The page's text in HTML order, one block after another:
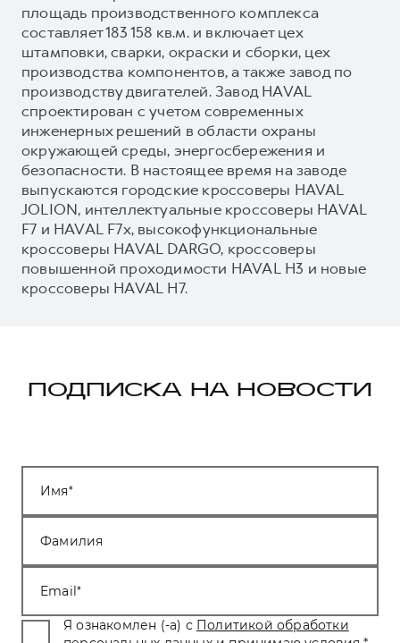
площадь производственного комплекса
составляет 183 158 кв.м. и включает цех
штамповки, сварки, окраски и сборки, цех
производства компонентов, а также завод по
производству двигателей. Завод HAVAL
спроектирован с учетом современных
инженерных решений в области охраны
окружающей среды, энергосбережения и
безопасности. В настоящее время на заводе
выпускаются городские кроссоверы HAVAL
JOLION, интеллектуальные кроссоверы HAVAL
F7 и HAVAL F7x, высокофункциональные
кроссоверы HAVAL DARGO, кроссоверы
повышенной проходимости HAVAL H3 и новые
кроссоверы HAVAL H7.
ПОДПИСКА НА НОВОСТИ
Имя
Фамилия
Email
Я ознакомлен (-а) с Политикой обработки